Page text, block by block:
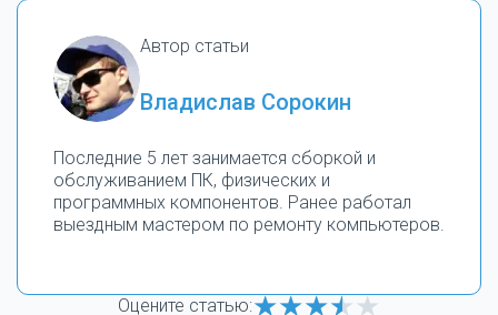
Автор статьи
Владислав Сорокин
Последние 5 лет занимается сборкой и
обслуживанием ПК, физических и
программных компонентов. Ранее работал
выездным мастером по ремонту компьютеров.
Оцените статью: